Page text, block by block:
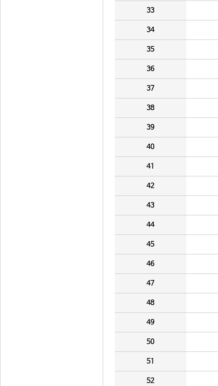
33
34
35
36
37
38
39
40
41
42
43
44
45
46
47
48
49
50
51
52